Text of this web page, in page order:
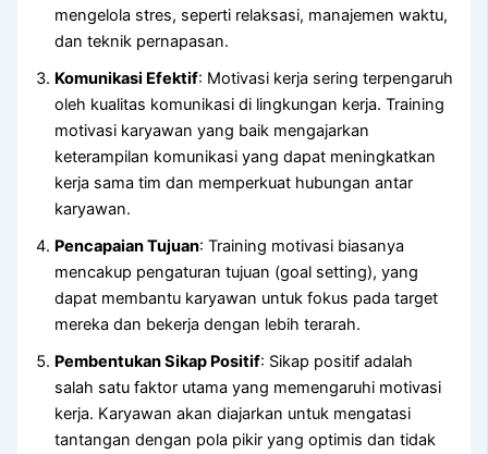
mengelola stres, seperti relaksasi, manajemen waktu,
dan teknik pernapasan.
Komunikasi Efektif: Motivasi kerja sering terpengaruh
oleh kualitas komunikasi di lingkungan kerja. Training
motivasi karyawan yang baik mengajarkan
keterampilan komunikasi yang dapat meningkatkan
kerja sama tim dan memperkuat hubungan antar
karyawan.
Pencapaian Tujuan: Training motivasi biasanya
mencakup pengaturan tujuan (goal setting), yang
dapat membantu karyawan untuk fokus pada target
mereka dan bekerja dengan lebih terarah.
Pembentukan Sikap Positif: Sikap positif adalah
salah satu faktor utama yang memengaruhi motivasi
kerja. Karyawan akan diajarkan untuk mengatasi
tantangan dengan pola pikir yang optimis dan tidak